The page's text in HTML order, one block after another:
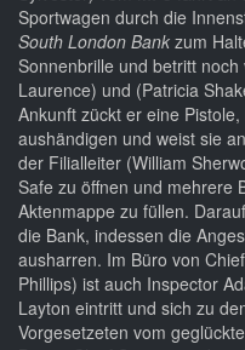
Sportwagen durch die
South London Bank zum
Sonnenbrille und betritt
Laurence) und (Patricia
Ankunft zückt er eine
aushändigen und weist sie
der Filialleiter (William
Safe zu öffnen und mehrere
Aktenmappe zu füllen.
die Bank, indessen die
ausharren. Im Büro von
Phillips) ist auch Inspector
Layton eintritt und sich zu
Vorgesetzeten vom